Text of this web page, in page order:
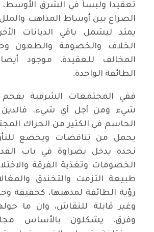
تعقيدا ولبساً في الشرق الأوسط،
الصراع بين أوساط المذاهب والملل
يمتد ليشمل باقي الديانات
الخلاف والخصومة والطعون
المخالف للعقيدة، موجود
الطائفة الواحدة.
ففي المجتمعات الشرقية
شيء ومن أجل أي شيء. فالدين
الحاسم في الكثير من الحراك
يحمل من تناقضات ويخضع
نجده يدخل بضراوة في باب
الخصومات وتغذية الفرقة
طبيعة التزمت والتخندق
رؤية الطائفة لمذهبها، كحقيقة
وغير قابلة للنقاش، وان ما
وفرق، يشكلون بالأساس